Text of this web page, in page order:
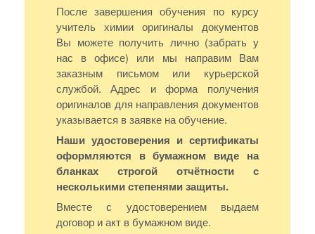
После завершения обучения по курсу
учитель химии оригиналы документов
Вы можете получить лично (забрать у
нас в офисе) или мы направим Вам
заказным письмом или курьерской
службой. Адрес и форма получения
оригиналов для направления документов
указывается в заявке на обучение.
Наши удостоверения и сертификаты
оформляются в бумажном виде на
бланках строгой отчётности с
несколькими степенями защиты.
Вместе с удостоверением выдаем
договор и акт в бумажном виде.